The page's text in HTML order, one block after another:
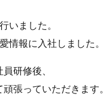
いました。
情報に入社しました。
研修後、
張っていただきます。